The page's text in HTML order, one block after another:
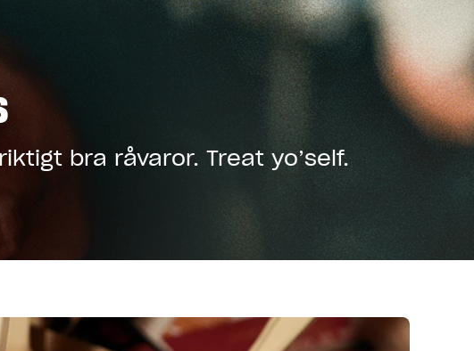
bra råvaror. Treat yo’self.